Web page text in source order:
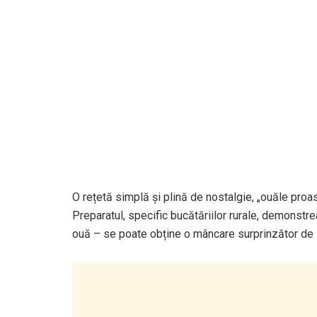
O rețetă simplă și plină de nostalgie, „ouăle
Preparatul, specific bucătăriilor rurale,
ouă – se poate obține o mâncare surprinzător